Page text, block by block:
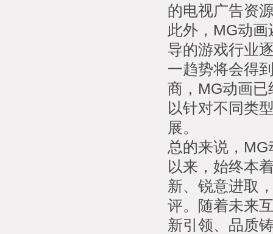
的电视广告资
此外，MG动
导的游戏行业
一趋势将会得
商，MG动画
以针对不同类
展。
总的来说，
以来，始终本
新、锐意进取
评。随着未来
新引领、品质